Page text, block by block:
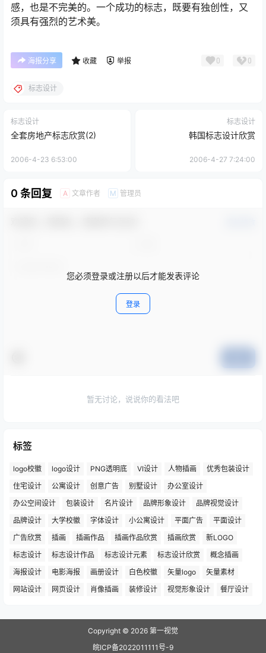
感，也是不完美的。一个成功的标志，既要有独创性，又
须具有强烈的艺术美。
海报分享 收藏 举报 0 0
标志设计
标志设计
全套房地产标志欣赏(2)
2006-4-23 6:53:00
标志设计
韩国标志设计欣赏
2006-4-27 7:24:00
0 条回复 A 文章作者 M 管理员
您必须登录或注册以后才能发表评论
登录
暂无讨论，说说你的看法吧
标签
logo校徽 logo设计 PNG透明底 VI设计 人物插画
优秀包装设计
住宅设计
公寓设计 创意广告 别墅设计
办公室设计
办公空间设计
包装设计 名片设计 品牌形象设计
品牌视觉设计
品牌设计
大学校徽 字体设计 小公寓设计 平面广告
平面设计
广告欣赏
插画 插画作品 插画作品欣赏 插画欣赏
新LOGO
标志设计
标志设计作品 标志设计元素 标志设计欣赏
概念插画
海报设计
电影海报 画册设计 白色校徽 矢量logo
矢量素材
网站设计
网页设计 肖像插画 装修设计 视觉形象设计 餐厅设计
Copyright © 2026 第一视觉
皖ICP备2022011111号-9